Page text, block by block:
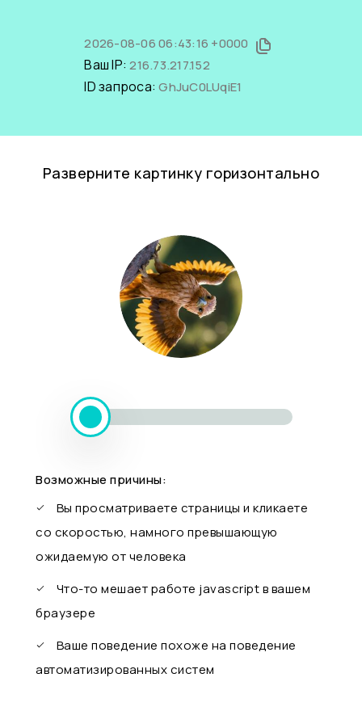
2026-08-06 06:43:16 +0000
Ваш IP:216.73.217.152
ID запроса:GhJuC0LUqiE1
Разверните картинку горизонтально
Возможные причины:
Вы просматриваете страницы и кликаете
со скоростью, намного превышающую
ожидаемую от человека
Что-то мешает работе javascript в вашем
браузере
Ваше поведение похоже на поведение
автоматизированных систем